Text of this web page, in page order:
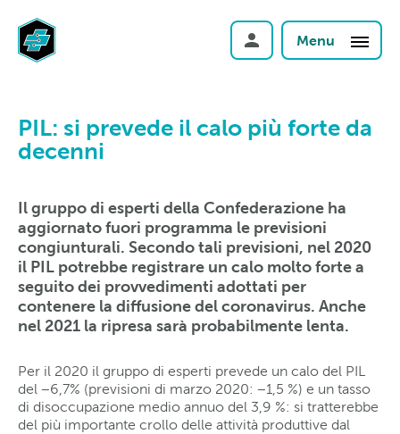
Menu
PIL: si prevede il calo più forte da
decenni
Il gruppo di esperti della Confederazione ha
aggiornato fuori programma le previsioni
congiunturali. Secondo tali previsioni, nel 2020
il PIL potrebbe registrare un calo molto forte a
seguito dei provvedimenti adottati per
contenere la diffusione del coronavirus. Anche
nel 2021 la ripresa sarà probabilmente lenta.
Per il 2020 il gruppo di esperti prevede un calo del PIL
del −6,7% (previsioni di marzo 2020: −1,5 %) e un tasso
di disoccupazione medio annuo del 3,9 %: si tratterebbe
del più importante crollo delle attività produttive dal